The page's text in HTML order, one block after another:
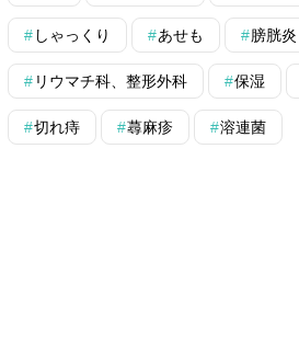
しゃっくり あせも 膀胱炎
リウマチ科、整形外科 保湿
切れ痔 蕁麻疹 溶連菌